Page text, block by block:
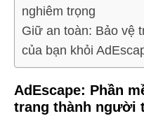
nghiêm trọng
Giữ an toàn: Bảo vệ
của bạn khỏi
AdEscape: Phần
trang thành người